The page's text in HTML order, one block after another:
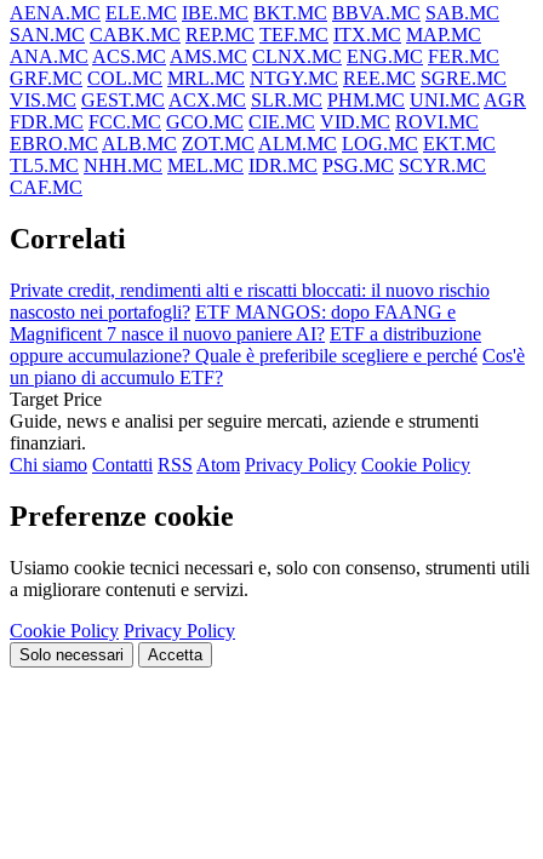
AENA.MC ELE.MC IBE.MC BKT.MC BBVA.MC SAB.MC
SAN.MC CABK.MC REP.MC TEF.MC ITX.MC MAP.MC
ANA.MC ACS.MC AMS.MC CLNX.MC ENG.MC FER.MC
GRF.MC COL.MC MRL.MC NTGY.MC REE.MC SGRE.MC
VIS.MC GEST.MC ACX.MC SLR.MC PHM.MC UNI.MC AGR
FDR.MC FCC.MC GCO.MC CIE.MC VID.MC ROVI.MC
EBRO.MC ALB.MC ZOT.MC ALM.MC LOG.MC EKT.MC
TL5.MC NHH.MC MEL.MC IDR.MC PSG.MC SCYR.MC
CAF.MC
Correlati
Private credit, rendimenti alti e riscatti bloccati: il nuovo rischio
nascosto nei portafogli? ETF MANGOS: dopo FAANG e
Magnificent 7 nasce il nuovo paniere AI? ETF a distribuzione
oppure accumulazione? Quale è preferibile scegliere e perché Cos'è
un piano di accumulo ETF?
Target Price
Guide, news e analisi per seguire mercati, aziende e strumenti
finanziari.
Chi siamo Contatti RSS Atom Privacy Policy Cookie Policy
Preferenze cookie
Usiamo cookie tecnici necessari e, solo con consenso, strumenti utili
a migliorare contenuti e servizi.
Cookie Policy Privacy Policy
Solo necessari Accetta